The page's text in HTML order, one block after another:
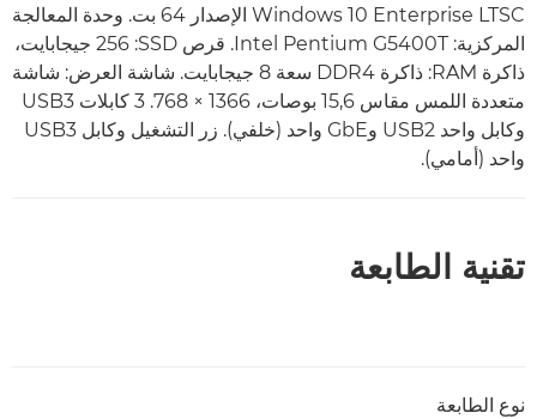
Windows 10 Enterprise LTSC الإصدار 64 بت. وحدة المعالجة
المركزية: Intel Pentium G5400T. قرص SSD‏: 256 جيجابايت،
ذاكرة RAM: ذاكرة DDR4 سعة 8 جيجابايت. شاشة العرض: شاشة
متعددة اللمس مقاس 15,6 بوصات، 1366 × 768. 3 كابلات USB3
وكابل واحد USB2 وGbE واحد (خلفي). زر التشغيل وكابل USB3
واحد (أمامي).
تقنية الطابعة
نوع الطابعة